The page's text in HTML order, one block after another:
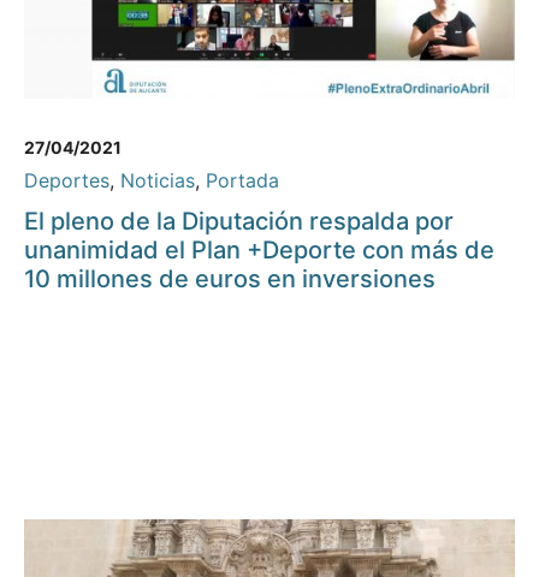
27/04/2021
Deportes, Noticias, Portada
El pleno de la Diputación respalda por
unanimidad el Plan +Deporte con más de
10 millones de euros en inversiones